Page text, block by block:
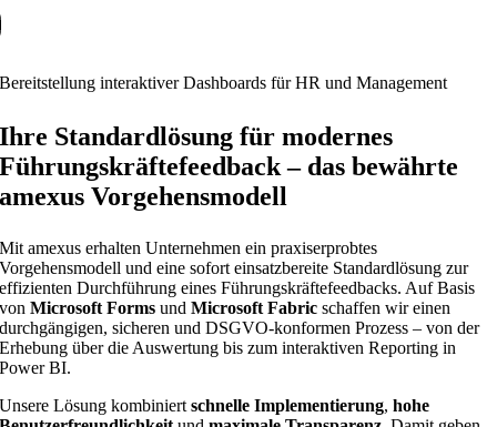
Bereitstellung interaktiver Dashboards für HR und Management
Ihre Standardlösung für modernes
Führungskräftefeedback – das bewährte
amexus Vorgehensmodell
Mit amexus erhalten Unternehmen ein praxiserprobtes
Vorgehensmodell und eine sofort einsatzbereite Standardlösung zur
effizienten Durchführung eines Führungskräftefeedbacks. Auf Basis
vonMicrosoft Forms undMicrosoft Fabric schaffen wir einen
durchgängigen, sicheren und DSGVO-konformen Prozess – von der
Erhebung über die Auswertung bis zum interaktiven Reporting in
Power BI.
Unsere Lösung kombiniertschnelle Implementierung,hohe